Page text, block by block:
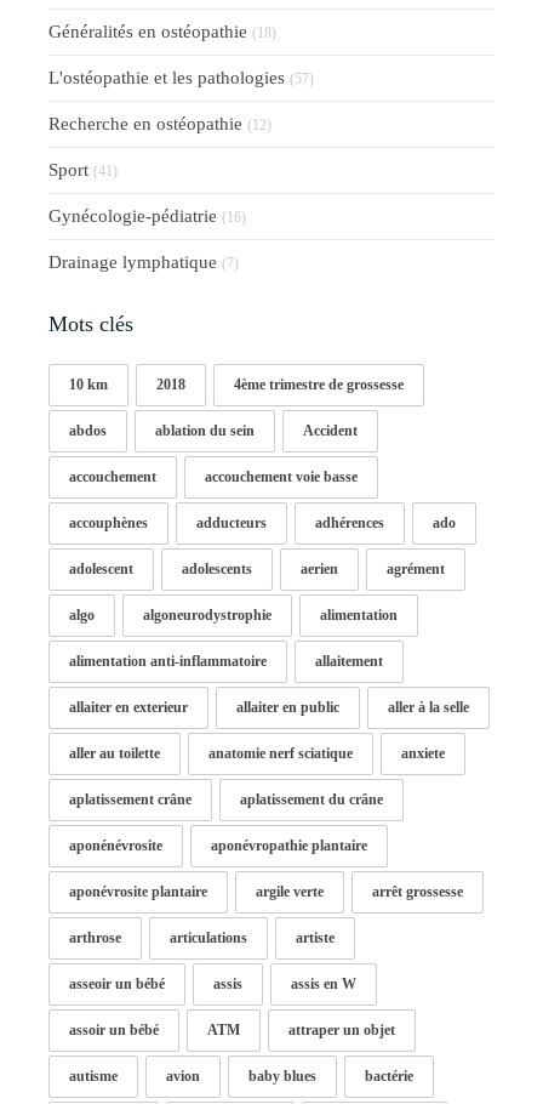
Généralités en ostéopathie (18)
L'ostéopathie et les pathologies (57)
Recherche en ostéopathie (12)
Sport (41)
Gynécologie-pédiatrie (16)
Drainage lymphatique (7)
Mots clés
10 km 2018 4ème trimestre de grossesse
abdos ablation du sein Accident
accouchement accouchement voie basse
accouphènes adducteurs adhérences ado
adolescent adolescents aerien agrément
algo algoneurodystrophie alimentation
alimentation anti-inflammatoire allaitement
allaiter en exterieur allaiter en public aller à la selle
aller au toilette anatomie nerf sciatique anxiete
aplatissement crâne aplatissement du crâne
aponénévrosite aponévropathie plantaire
aponévrosite plantaire argile verte arrêt grossesse
arthrose articulations artiste
asseoir un bébé assis assis en W
assoir un bébé ATM attraper un objet
autisme avion baby blues bactérie